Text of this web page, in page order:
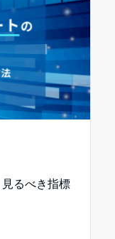
るべき指標